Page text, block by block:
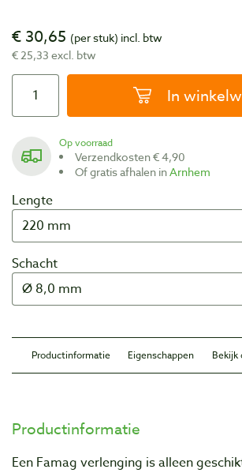
€ 30,65 (per stuk) incl. btw
€ 25,33 excl. btw
In
Op voorraad
Verzendkosten € 4,90
Of gratis afhalen inArnhem
Lengte
Schacht
Productinformatie Eigenschappen Bekijk
Productinformatie
Een Famag verlenging is alleen